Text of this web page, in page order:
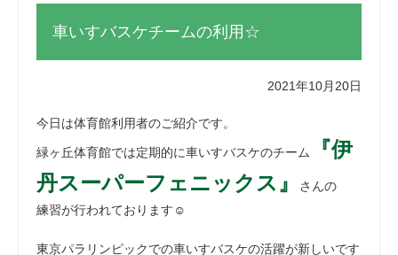
車いすバスケチームの利用☆
2021年10月20日
今日は体育館利用者のご紹介です。
緑ヶ丘体育館では定期的に車いすバスケのチーム
『伊
丹スーパーフェニックス』
さんの
練習が行われております☺
東京パラリンピックでの車いすバスケの活躍が新しいです